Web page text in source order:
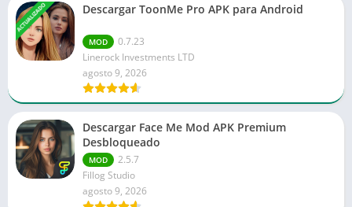
ACTUALIZADO Descargar ToonMe Pro APK para Android
MOD
0.7.23
Linerock Investments LTD
agosto 9, 2026
Descargar Face Me Mod APK Premium
Desbloqueado
MOD
2.5.7
Fillog Studio
agosto 9, 2026